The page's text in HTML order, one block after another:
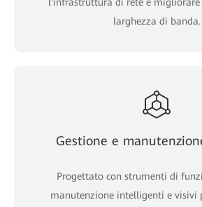
larghezza di banda.
Gestione e
Progettato con strumenti di
manutenzione intelligenti e visivi